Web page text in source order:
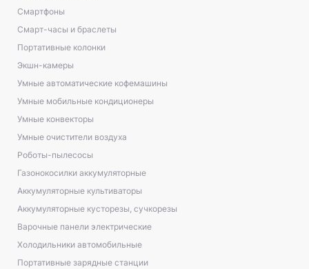
Смартфоны
Смарт-часы и браслеты
Портативные колонки
Экшн-камеры
Умные автоматические кофемашины
Умные мобильные кондиционеры
Умные конвекторы
Умные очистители воздуха
Роботы-пылесосы
Газонокосилки аккумуляторные
Аккумуляторные культиваторы
Аккумуляторные кусторезы, сучкорезы
Варочные панели электрические
Холодильники автомобильные
Портативные зарядные станции